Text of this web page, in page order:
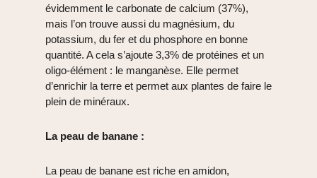
évidemment le carbonate de calcium (37%),
mais l’on trouve aussi du magnésium, du
potassium, du fer et du phosphore en bonne
quantité. A cela s’ajoute 3,3% de protéines et un
oligo-élément : le manganèse. Elle permet
d’enrichir la terre et permet aux plantes de faire le
plein de minéraux.
La peau de banane :
La peau de banane est riche en amidon,